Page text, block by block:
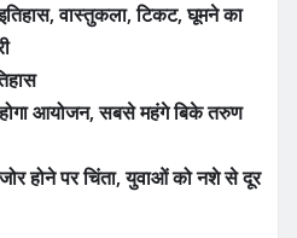
वास्तुकला, टिकट, घूमने का
आयोजन, सबसे महंगे बिके तरुण
होने पर चिंता, युवाओं को नशे से दूर